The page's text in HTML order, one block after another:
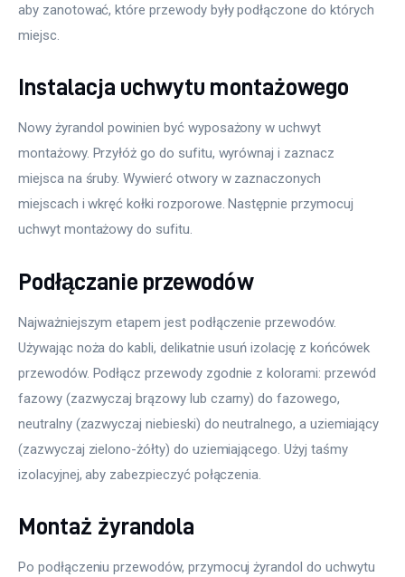
aby zanotować, które przewody były podłączone do których
miejsc.
Instalacja uchwytu montażowego
Nowy żyrandol powinien być wyposażony w uchwyt
montażowy. Przyłóż go do sufitu, wyrównaj i zaznacz
miejsca na śruby. Wywierć otwory w zaznaczonych
miejscach i wkręć kołki rozporowe. Następnie przymocuj
uchwyt montażowy do sufitu.
Podłączanie przewodów
Najważniejszym etapem jest podłączenie przewodów.
Używając noża do kabli, delikatnie usuń izolację z końcówek
przewodów. Podłącz przewody zgodnie z kolorami: przewód
fazowy (zazwyczaj brązowy lub czarny) do fazowego,
neutralny (zazwyczaj niebieski) do neutralnego, a uziemiający
(zazwyczaj zielono-żółty) do uziemiającego. Użyj taśmy
izolacyjnej, aby zabezpieczyć połączenia.
Montaż żyrandola
Po podłączeniu przewodów, przymocuj żyrandol do uchwytu